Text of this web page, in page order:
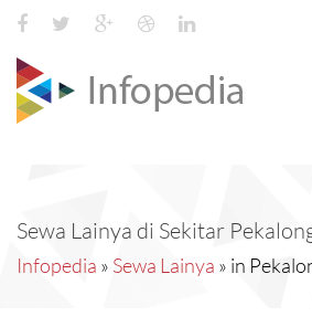
Sewa Lainya di Sekitar
Infopedia » Sewa Lainya » in